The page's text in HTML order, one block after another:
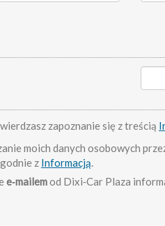
zapoznanie się z treścią
moich danych osobowych
z Informacją.
e‑mailemod Dixi‑Car Plaza